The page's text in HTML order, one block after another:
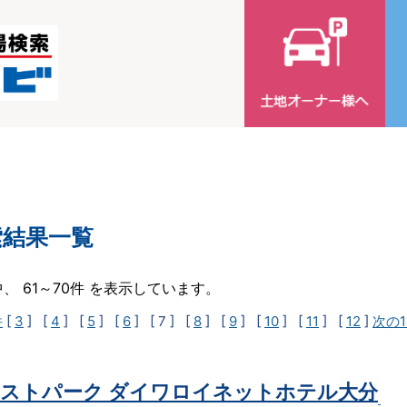
果一覧
61～70件 を表示しています。
[ 3 ] [ 4 ] [ 5 ] [ 6 ] [ 7 ] [ 8 ] [ 9 ] [ 10 ] [ 11 ] [ 12 ] 次の
トパーク ダイワロイネットホテル大分